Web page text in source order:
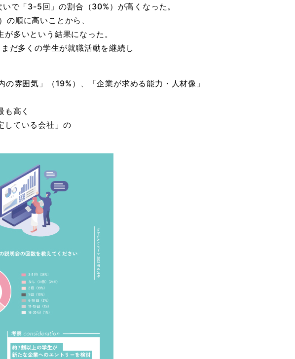
で「3-5回」の割合（30%）が高くなった。
順に高いことから、
多いという結果になった。
だ多くの学生が就職活動を継続し
雰囲気」（19%）、「企業が求める能力・人材像」
高く
している会社」の